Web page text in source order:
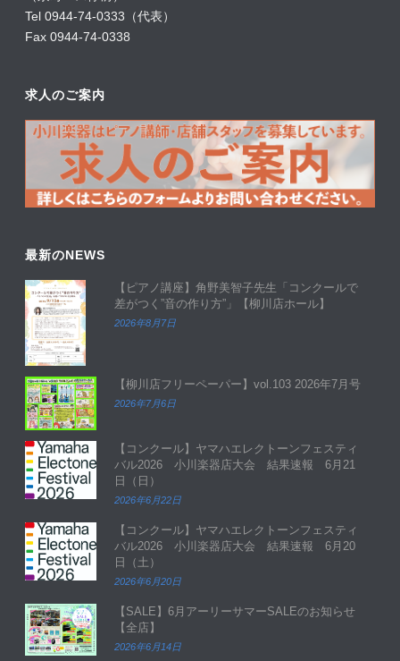
Tel 0944-74-0333（代表）
Fax 0944-74-0338
求人のご案内
最新のNEWS
【ピアノ講座】角野美智子先生「コンクールで
差がつく”音の作り方”」【柳川店ホール】
2026年8月7日
【柳川店フリーペーパー】vol.103 2026年7月号
2026年7月6日
【コンクール】ヤマハエレクトーンフェスティ
バル2026 小川楽器店大会 結果速報 6月21
日（日）
2026年6月22日
【コンクール】ヤマハエレクトーンフェスティ
バル2026 小川楽器店大会 結果速報 6月20
日（土）
2026年6月20日
【SALE】6月アーリーサマーSALEのお知らせ
【全店】
2026年6月14日